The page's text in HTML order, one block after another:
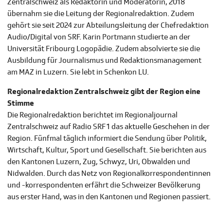
Zentralschweiz als Redaktorin und Moderatorin, 2018
übernahm sie die Leitung der Regionalredaktion. Zudem
gehört sie seit 2024 zur Abteilungsleitung der Chefredaktion
Audio/Digital von SRF. Karin Portmann studierte an der
Universität Fribourg Logopädie. Zudem absolvierte sie die
Ausbildung für Journalismus und Redaktionsmanagement
am MAZ in Luzern. Sie lebt in Schenkon LU.
Regionalredaktion Zentralschweiz gibt der Region eine
Stimme
Die Regionalredaktion berichtet im Regionaljournal
Zentralschweiz auf Radio SRF 1 das aktuelle Geschehen in der
Region. Fünfmal täglich informiert die Sendung über Politik,
Wirtschaft, Kultur, Sport und Gesellschaft. Sie berichten aus
den Kantonen Luzern, Zug, Schwyz, Uri, Obwalden und
Nidwalden. Durch das Netz von Regionalkorrespondentinnen
und -korrespondenten erfährt die Schweizer Bevölkerung
aus erster Hand, was in den Kantonen und Regionen passiert.